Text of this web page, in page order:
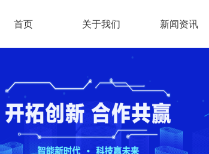
首页 关于我们 新闻资讯